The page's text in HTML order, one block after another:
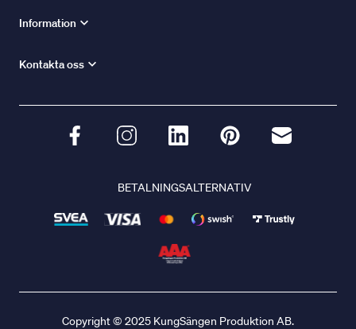
Information
Kontakta oss
BETALNINGSALTERNATIV
Copyright © 2025 KungSängen Produktion AB.